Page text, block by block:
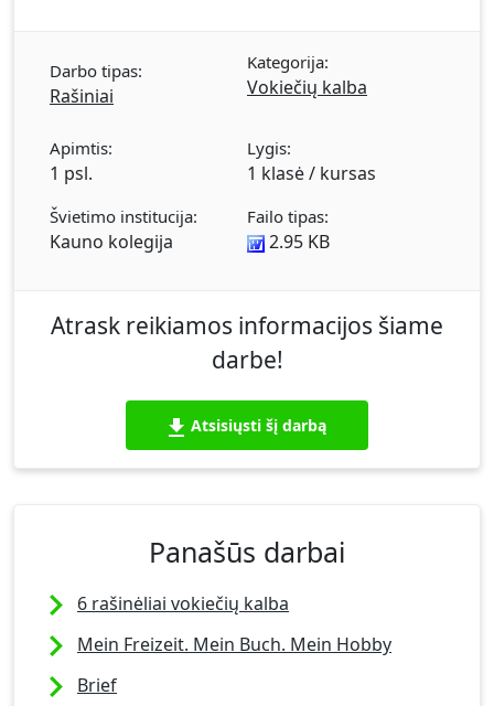
Darbo tipas:
Rašiniai
Kategorija:
Vokiečių kalba
Apimtis:
1 psl.
Lygis:
1 klasė / kursas
Švietimo institucija:
Kauno kolegija
Failo tipas:
2.95 KB
Atrask reikiamos informacijos šiame
darbe!
Atsisiųsti šį darbą
Panašūs darbai
6 rašinėliai vokiečių kalba
Mein Freizeit. Mein Buch. Mein Hobby
Brief